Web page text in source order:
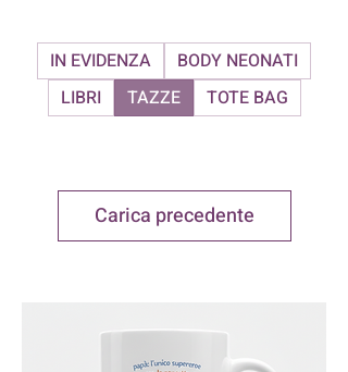
IN EVIDENZA
BODY NEONATI
LIBRI
TAZZE TOTE BAG
Carica precedente